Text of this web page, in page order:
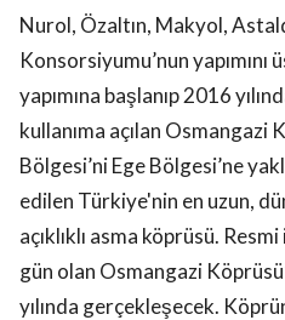
Nurol, Özaltın, Makyol,
Konsorsiyumu’nun yapımını
yapımına başlanıp 2016
kullanıma açılan Osmangazi
Bölgesi’ni Ege Bölgesi’ne
edilen Türkiye'nin en uzun,
açıklıklı asma köprüsü.
gün olan Osmangazi
yılında gerçekleşecek.